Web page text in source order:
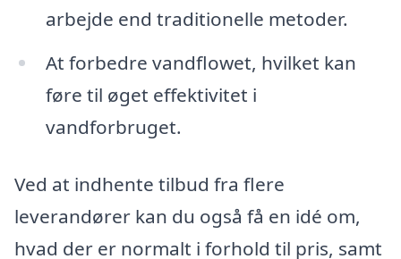
arbejde end traditionelle metoder.
At forbedre vandflowet, hvilket kan
føre til øget effektivitet i
vandforbruget.
Ved at indhente tilbud fra flere
leverandører kan du også få en idé om,
hvad der er normalt i forhold til pris, samt